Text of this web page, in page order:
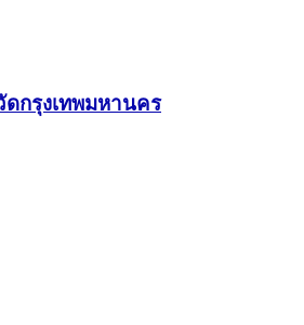
กรุงเทพมหานคร